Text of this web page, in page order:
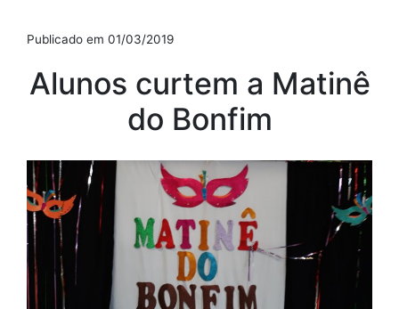
Publicado em 01/03/2019
Alunos curtem a Matinê
do Bonfim